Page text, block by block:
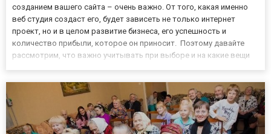
созданием вашего сайта – очень важно. От того, какая именно
веб студия создаст его, будет зависеть не только интернет
проект, но и в целом развитие бизнеса, его успешность и
количество прибыли, которое он приносит. Поэтому давайте
рассмотрим, что важно учитывать при выборе и на какие вещи